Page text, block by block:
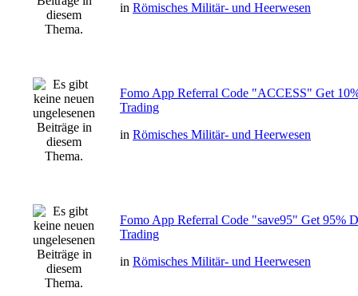
in Römisches Militär- und Heerwesen
Fomo App Referral Code "ACCESS" Get
Trading
in Römisches Militär- und Heerwesen
Fomo App Referral Code "save95" Get 95%
Trading
in Römisches Militär- und Heerwesen